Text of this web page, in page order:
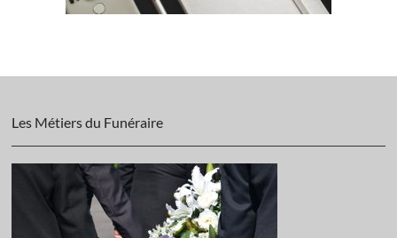
Les Métiers du Funéraire